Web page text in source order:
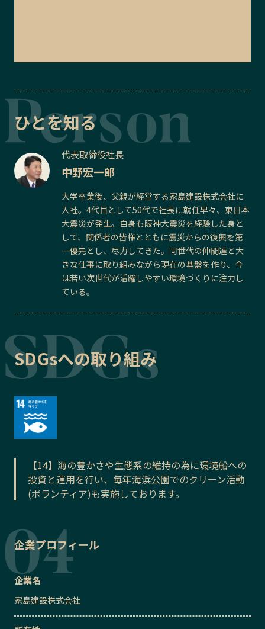
ひとを知る
代表取締役社長
中野宏一郎
大学卒業後、父親が経営する家島建設株式会社に
入社。4代目として50代で社長に就任早々、東日本
大震災が発生。自身も阪神大震災を経験した身と
して、関係者の皆様とともに震災からの復興を第
一優先とし、尽力してきた。同世代の仲間達と大
きな仕事に取り組みながら現在の基盤を作り、今
は若い次世代が活躍しやすい環境づくりに注力し
ている。
SDGsへの取り組み
【14】海の豊かさや生態系の維持の為に環境船への
投資と運用を行い、毎年海浜公園でのクリーン活動
(ボランティア)も実施しております。
企業プロフィール
企業名
家島建設株式会社